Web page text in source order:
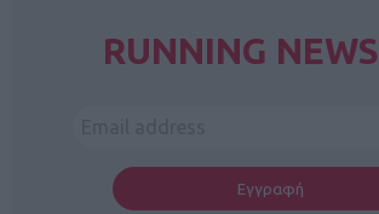
RUNNING NEWS